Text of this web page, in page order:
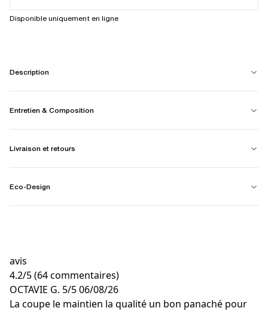
Disponible uniquement en ligne
Description
Entretien & Composition
Livraison et retours
Eco-Design
avis
4.2/5(64 commentaires)
OCTAVIE G. 5/506/08/26
La coupe le maintien la qualité un bon panaché pour